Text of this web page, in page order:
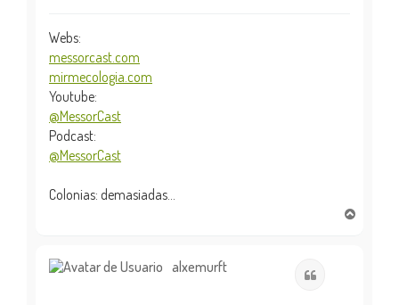
Webs:
messorcast.com
mirmecologia.com
Youtube:
@MessorCast
Podcast:
@MessorCast
Colonias: demasiadas...
alxemurft